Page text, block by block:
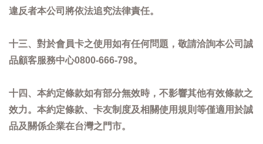
違反者本公司將依法追究法律責任。
十三、對於會員卡之使用如有任何問題，敬請洽詢本公司誠
品顧客服務中心0800-666-798。
十四、本約定條款如有部分無效時，不影響其他有效條款之
效力。本約定條款、卡友制度及相關使用規則等僅適用於誠
品及關係企業在台灣之門市。